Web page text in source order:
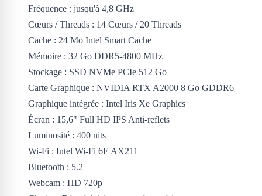
Fréquence : jusqu'à 4,8 GHz
Cœurs / Threads : 14 Cœurs / 20 Threads
Cache : 24 Mo Intel Smart Cache
Mémoire : 32 Go DDR5-4800 MHz
Stockage : SSD NVMe PCIe 512 Go
Carte Graphique : NVIDIA RTX A2000 8 Go GDDR6
Graphique intégrée : Intel Iris Xe Graphics
Écran : 15,6" Full HD IPS Anti-reflets
Luminosité : 400 nits
Wi-Fi : Intel Wi-Fi 6E AX211
Bluetooth : 5.2
Webcam : HD 720p